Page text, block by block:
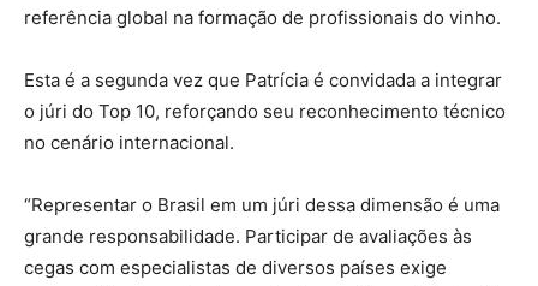
referência global na formação de profissionais do vinho.
Esta é a segunda vez que Patrícia é convidada a integrar
o júri do Top 10, reforçando seu reconhecimento técnico
no cenário internacional.
“Representar o Brasil em um júri dessa dimensão é uma
grande responsabilidade. Participar de avaliações às
cegas com especialistas de diversos países exige